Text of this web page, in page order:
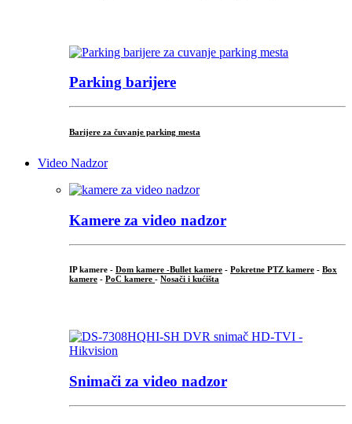
Parking barijere
Barijere za čuvanje parking mesta
Video Nadzor
Kamere za video nadzor
IP kamere - Dom kamere -Bullet kamere - Pokretne PTZ kamere - Box
kamere - PoC kamere - Nosači i kućišta
Snimači za video nadzor